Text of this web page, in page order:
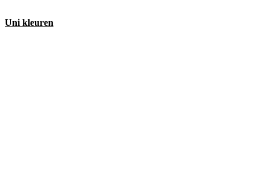
Uni kleuren